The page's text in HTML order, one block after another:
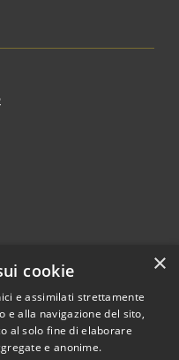
Copyright © 2026 • Città di
Montecchio Maggiore •
×
cookie
e assimilati strettamente
e alla navigazione del sito,
al solo fine di elaborare
e anonime.